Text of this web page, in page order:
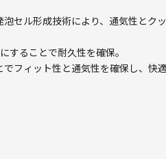
セル形成技術により、通気性とク
することで耐久性を確保。
フィット性と通気性を確保し、快